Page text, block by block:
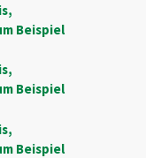
Beispiel
Beispiel
Beispiel